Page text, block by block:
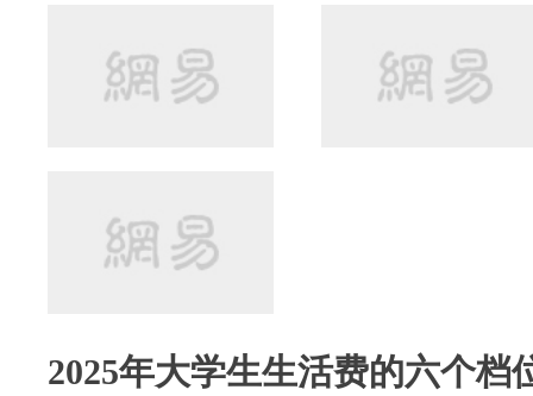
2025年大学生生活费的六个档